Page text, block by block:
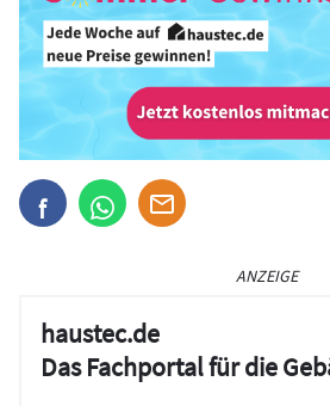
ANZEIGE
haustec.de
Das Fachportal für die